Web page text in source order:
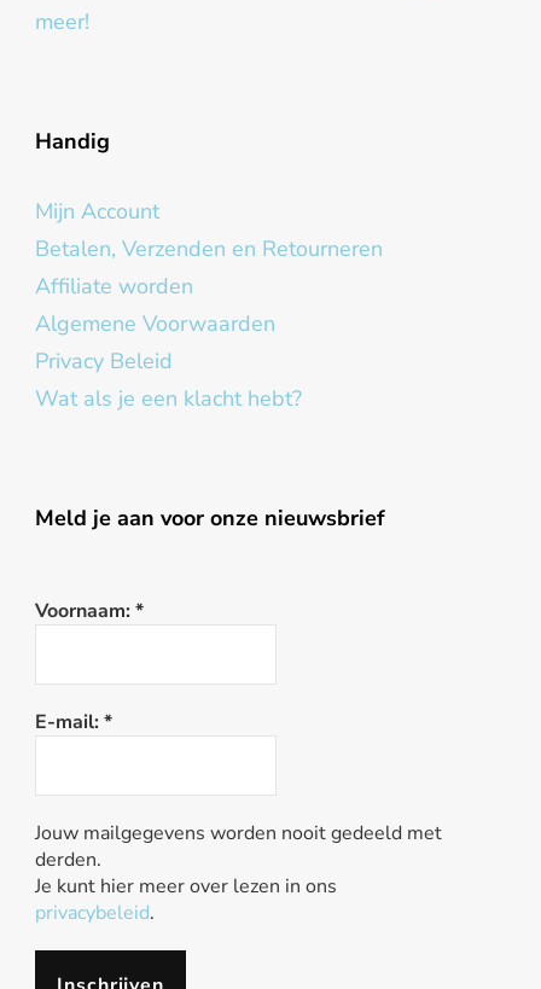
meer!
Handig
Mijn Account
Betalen, Verzenden en Retourneren
Affiliate worden
Algemene Voorwaarden
Privacy Beleid
Wat als je een klacht hebt?
Meld je aan voor onze nieuwsbrief
Voornaam: *
E-mail: *
Jouw mailgegevens worden nooit gedeeld met
derden.
Je kunt hier meer over lezen in ons
privacybeleid.